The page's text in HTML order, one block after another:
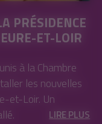
PRÉSIDENCE
ET-LOIR
à la Chambre
les nouvelles
et-Loir. Un
LIRE PLUS